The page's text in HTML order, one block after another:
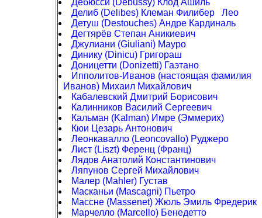
Делиб (Delibes) Клеман Филибер Лео
Детуш (Destouches) Андре Кардиналь
Дегтярёв Степан Аникиевич
Джулиани (Giuliani) Мауро
Динику (Dinicu) Григораш
Доницетти (Donizetti) Гаэтано
Ипполитов-Иванов (настоящая фамилия
Иванов) Михаил Михайлович
Кабалевский Дмитрий Борисович
Калинников Василий Сергеевич
Кальман (Kalman) Имре (Эммерих)
Кюи Цезарь Антонович
Леонкавалло (Leoncovallo) Руджеро
Лист (Liszt) Ференц (Франц)
Лядов Анатолий Константинович
Ляпунов Сергей Михайлович
Малер (Mahler) Густав
Масканьи (Mascagni) Пьетро
Массне (Massenet) Жюль Эмиль Фредерик
Марчелло (Marcello) Бенедетто